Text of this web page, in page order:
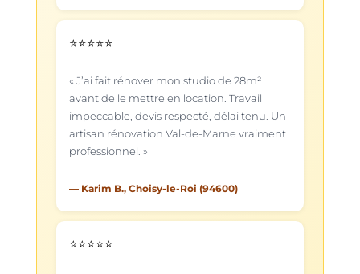
⭐⭐⭐⭐⭐
« J’ai fait rénover mon studio de 28m²
avant de le mettre en location. Travail
impeccable, devis respecté, délai tenu. Un
artisan rénovation Val-de-Marne vraiment
professionnel. »
— Karim B., Choisy-le-Roi (94600)
⭐⭐⭐⭐⭐